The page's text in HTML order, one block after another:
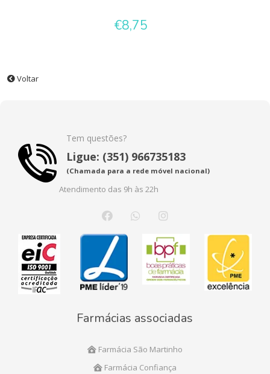
€8,75
Voltar
Tem questões?
Ligue: (351) 966735183
(Chamada para a rede móvel nacional)
Atendimento das 9h às 22h
Farmácias associadas
Farmácia São Martinho
Farmácia Confiança